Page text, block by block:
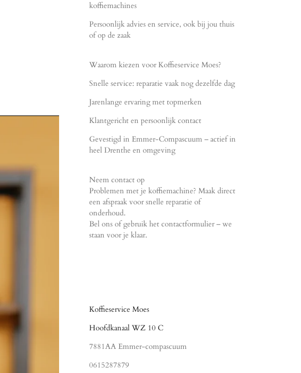
koffiemachines
Persoonlijk advies en service, ook bij jou thuis
of op de zaak
Waarom kiezen voor Koffieservice Moes?
Snelle service: reparatie vaak nog dezelfde dag
Jarenlange ervaring met topmerken
Klantgericht en persoonlijk contact
Gevestigd in Emmer-Compascuum – actief in
heel Drenthe en omgeving
Neem contact op
Problemen met je koffiemachine? Maak direct
een afspraak voor snelle reparatie of
onderhoud.
Bel ons of gebruik het contactformulier – we
staan voor je klaar.
Koffieservice Moes
Hoofdkanaal WZ 10 C
7881AA Emmer-compascuum
0615287879